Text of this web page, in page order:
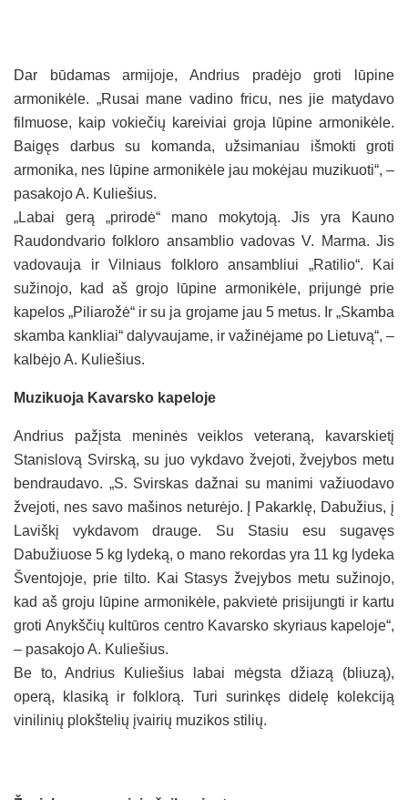
Dar būdamas armijoje, Andrius pradėjo groti lūpine
armonikėle. „Rusai mane vadino fricu, nes jie matydavo
filmuose, kaip vokiečių kareiviai groja lūpine armonikėle.
Baigęs darbus su komanda, užsimaniau išmokti groti
armonika, nes lūpine armonikėle jau mokėjau muzikuoti“, –
pasakojo A. Kuliešius.
„Labai gerą „prirodė“ mano mokytoją. Jis yra Kauno
Raudondvario folkloro ansamblio vadovas V. Marma. Jis
vadovauja ir Vilniaus folkloro ansambliui „Ratilio“. Kai
sužinojo, kad aš grojo lūpine armonikėle, prijungė prie
kapelos „Piliarožė“ ir su ja grojame jau 5 metus. Ir „Skamba
skamba kankliai“ dalyvaujame, ir važinėjame po Lietuvą“, –
kalbėjo A. Kuliešius.
Muzikuoja Kavarsko kapeloje
Andrius pažįsta meninės veiklos veteraną, kavarskietį
Stanislovą Svirską, su juo vykdavo žvejoti, žvejybos metu
bendraudavo. „S. Svirskas dažnai su manimi važiuodavo
žvejoti, nes savo mašinos neturėjo. Į Pakarklę, Dabužius, į
Laviškį vykdavom drauge. Su Stasiu esu sugavęs
Dabužiuose 5 kg lydeką, o mano rekordas yra 11 kg lydeka
Šventojoje, prie tilto. Kai Stasys žvejybos metu sužinojo,
kad aš groju lūpine armonikėle, pakvietė prisijungti ir kartu
groti Anykščių kultūros centro Kavarsko skyriaus kapeloje“,
– pasakojo A. Kuliešius.
Be to, Andrius Kuliešius labai mėgsta džiazą (bliuzą),
operą, klasiką ir folklorą. Turi surinkęs didelę kolekciją
vinilinių plokštelių įvairių muzikos stilių.